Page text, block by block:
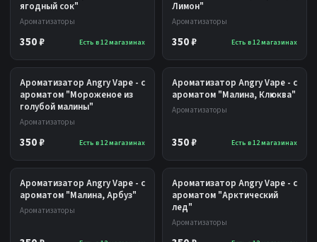
ягодный сок"
Ароматизаторы
350 ₽ Есть в 12 магазинах
Лимон"
Ароматизаторы
350 ₽ Есть в 12 магазинах
Ароматизатор Angry Vape - с
ароматом "Мороженое из
голубой малины"
Ароматизаторы
350 ₽ Есть в 12 магазинах
Ароматизатор Angry Vape - с
ароматом "Малина, Клюква"
Ароматизаторы
350 ₽ Есть в 12 магазинах
Ароматизатор Angry Vape - с
ароматом "Малина, Арбуз"
Ароматизаторы
Ароматизатор Angry Vape - с
ароматом "Арктический
лед"
Ароматизаторы